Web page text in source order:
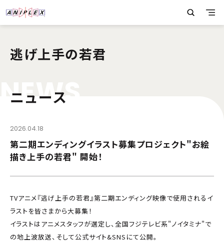
逃げ上手の若君
NEWS
ニュース
2026.04.18
第二期エンディングイラスト募集プロジェクト"お絵
描き上手の若君" 開始！
TVアニメ『逃げ上手の若君』第二期エンディング映像で使用されるイ
ラストを皆さまから大募集！
イラストはアニメスタッフが選定し、全国フジテレビ系"ノイタミナ"で
の地上波放送、そして公式サイト&SNSにて公開。